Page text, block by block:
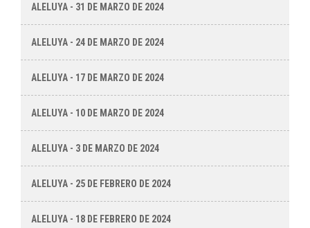
ALELUYA - 31 DE MARZO DE 2024
ALELUYA - 24 DE MARZO DE 2024
ALELUYA - 17 DE MARZO DE 2024
ALELUYA - 10 DE MARZO DE 2024
ALELUYA - 3 DE MARZO DE 2024
ALELUYA - 25 DE FEBRERO DE 2024
ALELUYA - 18 DE FEBRERO DE 2024